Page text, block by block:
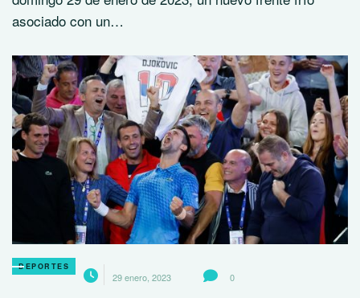
asociado con un…
DEPORTES
29 enero, 2023 0